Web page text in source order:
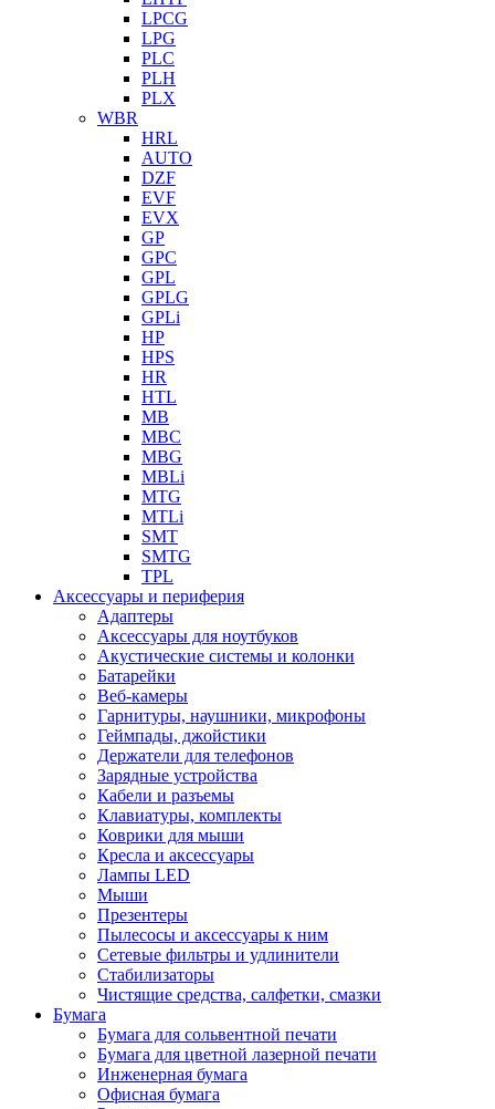
LPCG
LPG
PLC
PLH
PLX
WBR
HRL
AUTO
DZF
EVF
EVX
GP
GPC
GPL
GPLG
GPLi
HP
HPS
HR
HTL
MB
MBC
MBG
MBLi
MTG
MTLi
SMT
SMTG
TPL
Аксессуары и периферия
Адаптеры
Аксессуары для ноутбуков
Акустические системы и колонки
Батарейки
Веб-камеры
Гарнитуры, наушники, микрофоны
Геймпады, джойстики
Держатели для телефонов
Зарядные устройства
Кабели и разъемы
Клавиатуры, комплекты
Коврики для мыши
Кресла и аксессуары
Лампы LED
Мыши
Презентеры
Пылесосы и аксессуары к ним
Сетевые фильтры и удлинители
Стабилизаторы
Чистящие средства, салфетки, смазки
Бумага
Бумага для сольвентной печати
Бумага для цветной лазерной печати
Инженерная бумага
Офисная бумага